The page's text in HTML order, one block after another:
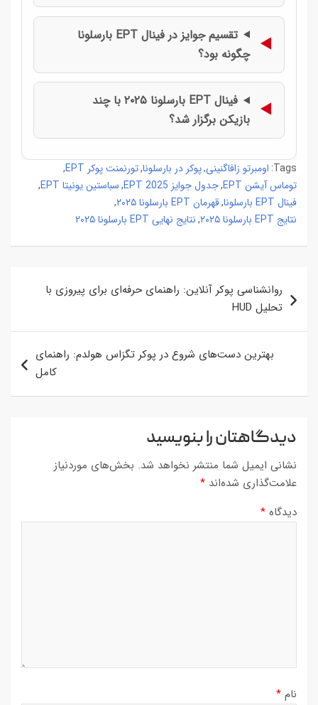
تقسیم جوایز در فینال EPT بارسلونا
چگونه بود؟
فینال EPT بارسلونا ۲۰۲۵ با چند
بازیکن برگزار شد؟
Tags: اومبرتو زافاگنینی,پوکر در بارسلونا,تورنمنت پوکر EPT ,
توماس آیشن EPT ,جدول جوایز EPT 2025 , سباستین یونیتا EPT ,
فینال EPT بارسلونا ,قهرمان EPT بارسلونا ۲۰۲۵ ,
نتایج EPT بارسلونا ۲۰۲۵ , نتایج نهایی EPT بارسلونا ۲۰۲۵
راهبری
نوشتهروانشناسی پوکر آنلاین: راهنمای حرفه‌ای برای پیروزی با
تحلیل HUD
بهترین دست‌های شروع در پوکر تگزاس هولدم: راهنمای
کامل
دیدگاهتان را بنویسید
نشانی ایمیل شما منتشر نخواهد شد. بخش‌های موردنیاز
علامت‌گذاری شده‌اند *
دیدگاه *
نام *